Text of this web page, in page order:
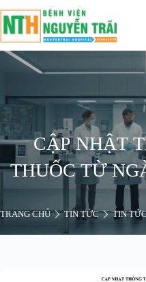
đến
phần
nội
dung
CẬP NHẬT
THUỐC TỪ
ĐẾN NGÀY
TRANG CHỦ TIN TỨC TIN